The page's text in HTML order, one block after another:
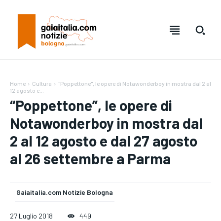
Home Cultura
"Poppettone", le opere di Notawonderboy in mostra dal 2 al
12 agosto e...
“Poppettone”, le opere di
Notawonderboy in mostra dal
2 al 12 agosto e dal 27 agosto
al 26 settembre a Parma
Gaiaitalia.com Notizie Bologna
27 Luglio 2018 449